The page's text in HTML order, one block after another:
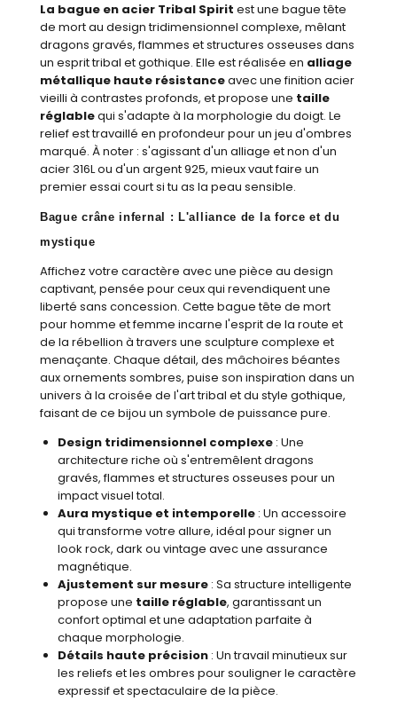
La bague en acier Tribal Spirit est une bague tête
de mort au design tridimensionnel complexe, mêlant
dragons gravés, flammes et structures osseuses dans
un esprit tribal et gothique. Elle est réalisée en alliage
métallique haute résistanceavec une finition acier
vieilli à contrastes profonds, et propose une taille
réglablequi s'adapte à la morphologie du doigt. Le
relief est travaillé en profondeur pour un jeu d'ombres
marqué. À noter : s'agissant d'un alliage et non d'un
acier 316L ou d'un argent 925, mieux vaut faire un
premier essai court si tu as la peau sensible.
Bague crâne infernal : L'alliance de la force et du
mystique
Affichez votre caractère avec une pièce au design
captivant, pensée pour ceux qui revendiquent une
liberté sans concession. Cette bague tête de mort
pour homme et femme incarne l'esprit de la route et
de la rébellion à travers une sculpture complexe et
menaçante. Chaque détail, des mâchoires béantes
aux ornements sombres, puise son inspiration dans un
univers à la croisée de l'art tribal et du style gothique,
faisant de ce bijou un symbole de puissance pure.
Design tridimensionnel complexe : Une
architecture riche où s'entremêlent dragons
gravés, flammes et structures osseuses pour un
impact visuel total.
Aura mystique et intemporelle : Un accessoire
qui transforme votre allure, idéal pour signer un
look rock, dark ou vintage avec une assurance
magnétique.
Ajustement sur mesure : Sa structure intelligente
propose une taille réglable, garantissant un
confort optimal et une adaptation parfaite à
chaque morphologie.
Détails haute précision : Un travail minutieux sur
les reliefs et les ombres pour souligner le caractère
expressif et spectaculaire de la pièce.